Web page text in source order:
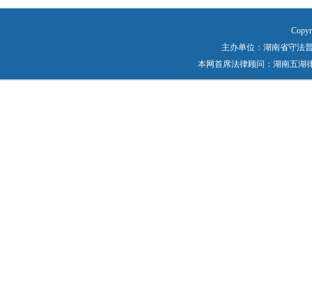
主办单位：湖南省守法
本网首席法律顾问：湖南五湖